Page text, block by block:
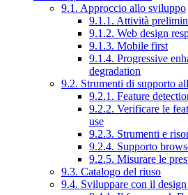
9.1. Approccio allo sviluppo
9.1.1. Attività
9.1.2. Web design
9.1.3. Mobile first
9.1.4. Progressive
degradation
9.2. Strumenti di supporto
9.2.1. Feature
9.2.2. Verificare le
use
9.2.3. Strumenti e
9.2.4. Supporto
9.2.5. Misurare le
9.3. Catalogo del riuso
9.4. Sviluppare con il